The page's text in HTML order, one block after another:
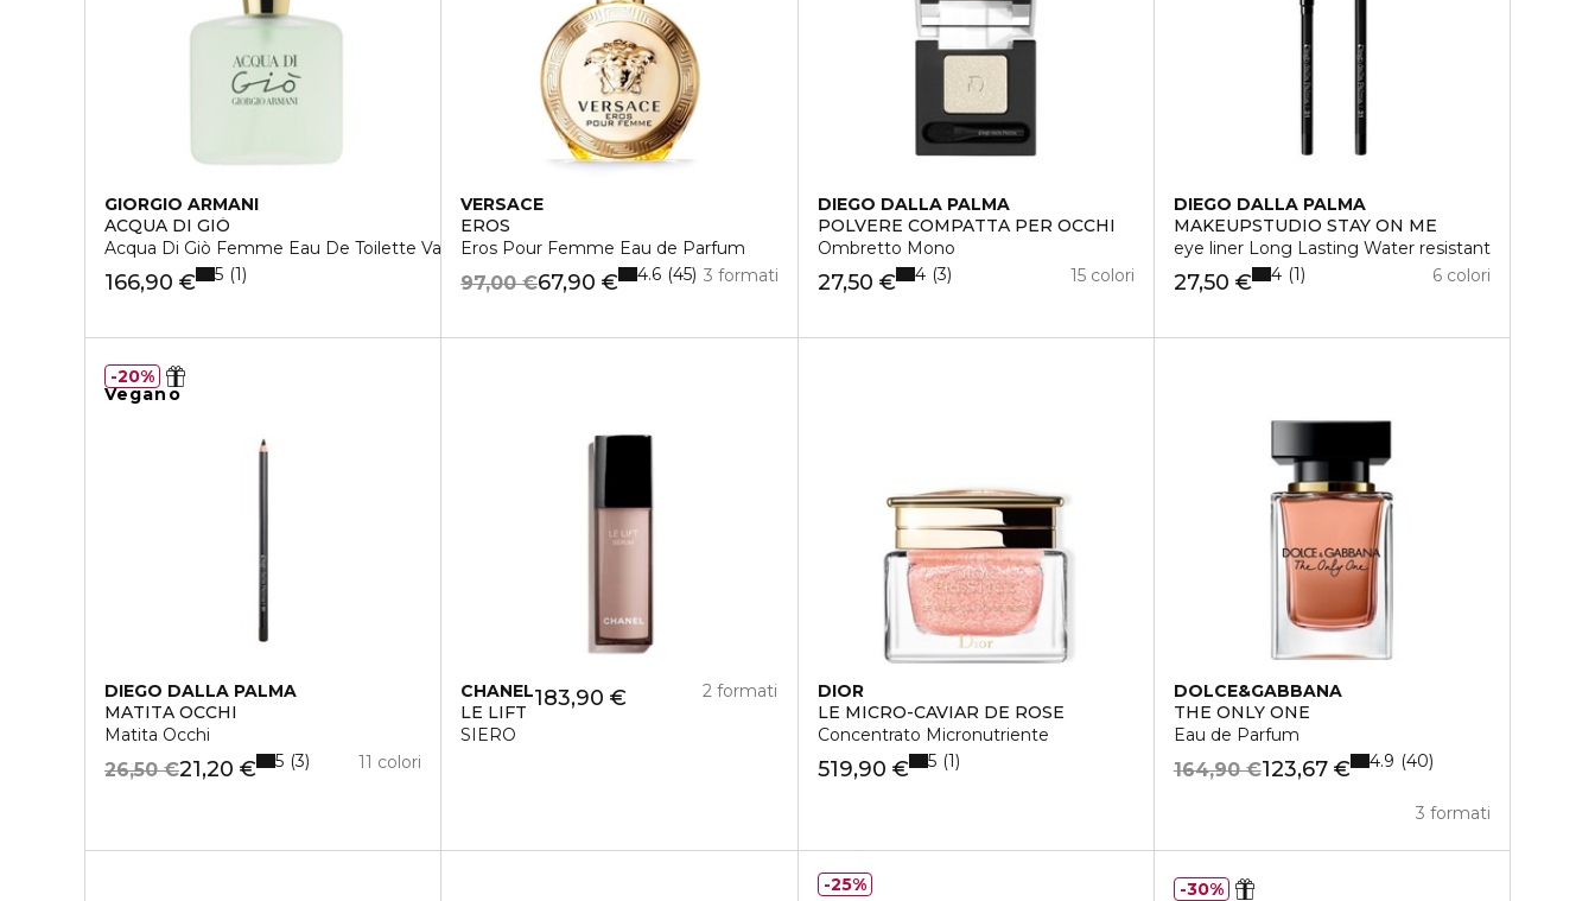
GIORGIO ARMANI
ACQUA DI GIÒ
Acqua Di Giò Femme Eau De Toilette Vaporisateur
166,90 € 5 1
VERSACE
EROS
Eros Pour Femme Eau de Parfum
67,90 €
97,00 € 3 formati
4.6 45
DIEGO DALLA PALMA
POLVERE COMPATTA PER OCCHI
Ombretto Mono
27,50 € 15 colori
4 3
DIEGO DALLA PALMA
MAKEUPSTUDIO STAY ON ME
eye liner Long Lasting Water resistant
27,50 € 6 colori
4 1
Vegano
DIEGO DALLA PALMA
MATITA OCCHI
Matita Occhi
21,20 €
26,50 € 11 colori
5 3
20%
CHANEL
LE LIFT
SIERO
183,90 € 2 formati
DIOR
LE MICRO-CAVIAR DE ROSE
Concentrato Micronutriente
519,90 € 5 1
DOLCE&GABBANA
THE ONLY ONE
Eau de Parfum
123,67 €
164,90 €
3 formati
4.9 40
25% 30%